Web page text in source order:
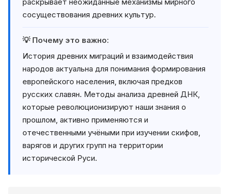
сосуществования древних культур.
💡 Почему это важно:
История древних миграций и взаимодействия
народов актуальна для понимания формирования
европейского населения, включая предков
русских славян. Методы анализа древней ДНК,
которые революционизируют наши знания о
прошлом, активно применяются и
отечественными учёными при изучении скифов,
варягов и других групп на территории
исторической Руси.